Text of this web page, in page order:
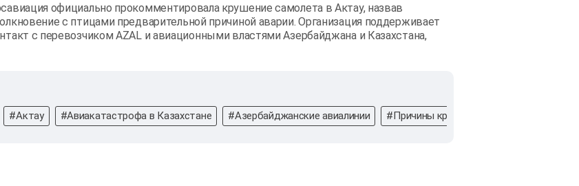
официально прокомментировала крушение самолета в Актау, назвав
с птицами предварительной причиной аварии. Организация поддерживает
с перевозчиком AZAL и авиационными властями Азербайджана и Казахстана,
#Актау #Авиакатастрофа в Казахстане #Азербайджанские авиалинии #Причины крушения